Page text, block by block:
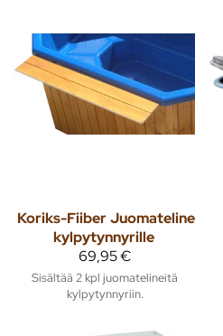
Koriks-Fiiber Juomateline
kylpytynnyrille
69,95 €
Sisältää 2 kpl juomatelineitä
kylpytynnyriin.